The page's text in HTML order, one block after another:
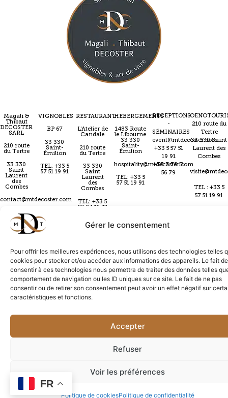
Gérer le consentement
Pour offrir les meilleures expériences, nous utilisons des technologies telles
cookies pour stocker et/ou accéder aux informations des appareils. Le fait de
consentir à ces technologies nous permettra de traiter des données telles
comportement de navigation ou les ID uniques sur ce site. Le fait de ne pas
consentir ou de retirer son consentement peut avoir un effet négatif sur
caractéristiques et fonctions.
Accepter
Refuser
Voir les préférences
Politique de cookiesPolitique de confidentialité
Magali &
Thibaut
DECOSTER
SARL
210 route
du Tertre
33 330
Saint
Laurent
des
Combes
contact@mtdecoster.com
VIGNOBLES
BP 67
33 330
Saint-
Émilion
TEL: +33 5
57 51 19 91
RESTAURANT
L'Atelier de
Candale
210 route
du Tertre
33 330
Saint
Laurent
des
Combes
TEL: +33 5
57 24 15 45
HEBERGEMENTS
1483 Route
le Libourne
33 330
Saint-
Émilion
hospitality@mtdecoster.com
TEL: +33 5
57 51 19 91
RECEPTIONS
-
SÉMINAIRES
event@mtdecoster.com
+33 5 57 51
19 91
+33 7 78 51
56 79
210 route du
Tertre
33 330 Saint
Laurent des
Combes
TEL : +33 5
57 51 19 91
CGV Politique de confidentialitéConditions & livraison
Mentions légalesPolitique de cookiesContactCréation parMailex
FR
Contact